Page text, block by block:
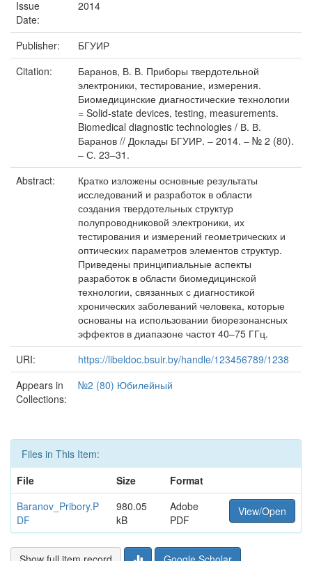
Issue
Date:
2014
Publisher:
БГУИР
Citation:
Баранов, В. В. Приборы твердотельной
электроники, тестирование, измерения.
Биомедицинские диагностические технологии
= Solid-state devices, testing, measurements.
Biomedical diagnostic technologies / В. В.
Баранов // Доклады БГУИР. – 2014. – № 2 (80).
– С. 23–31.
Abstract:
Кратко изложены основные результаты
исследований и разработок в области
создания твердотельных структур
полупроводниковой электроники, их
тестирования и измерений геометрических и
оптических параметров элементов структур.
Приведены принципиальные аспекты
разработок в области биомедицинской
технологии, связанных с диагностикой
хронических заболеваний человека, которые
основаны на использовании биорезонансных
эффектов в диапазоне частот 40–75 ГГц.
URI:
https://libeldoc.bsuir.by/handle/123456789/1238
Appears in
Collections:
№2 (80) Юбилейный
Files in This Item:
File
Size
Format
Baranov_Pribory.P
DF
980.05
kB
Adobe
PDF
View/Open